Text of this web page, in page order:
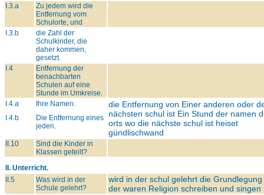
I.3.a
Zu jedem wird die
Entfernung vom
Schulorte, und
I.3.b
die Zahl der
Schulkinder, die
daher kommen,
gesetzt.
I.4
Entfernung der
benachbarten
Schulen auf eine
Stunde im Umkreise.
I.4.a
Ihre Namen.
die Entfernung von Einer anderen oder
nächsten schul ist Ein Stund der namen
orts wo die nächste schul ist heiset
gündlischwand
I.4.b
Die Entfernung eines
jeden.
II.10
Sind die Kinder in
Klassen geteilt?
II. Unterricht.
II.5
Was wird in der
Schule gelehrt?
wird in der schul gelehrt die Grundlegung
der waren Religion schreiben und singen